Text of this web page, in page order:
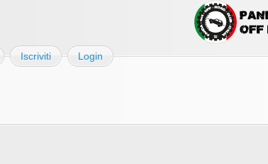
Iscriviti Login